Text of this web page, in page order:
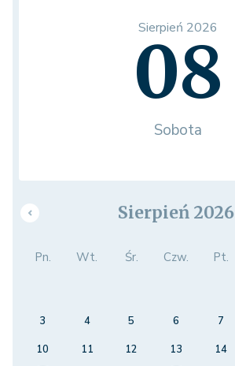
Sierpień 2026
08
Sobota
Sierpień 2026
Pn. Wt. Śr. Czw. Pt.
3
4 5 6 7
10
11 12 13 14